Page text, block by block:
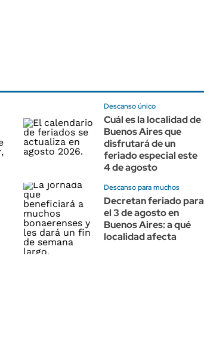
Descanso único
Cuál es la localidad de
Buenos Aires que
disfrutará de un
feriado especial este
4 de agosto
Descanso para muchos
Decretan feriado para
el 3 de agosto en
Buenos Aires: a qué
localidad afecta